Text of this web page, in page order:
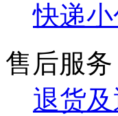
快递
售后服务
退货